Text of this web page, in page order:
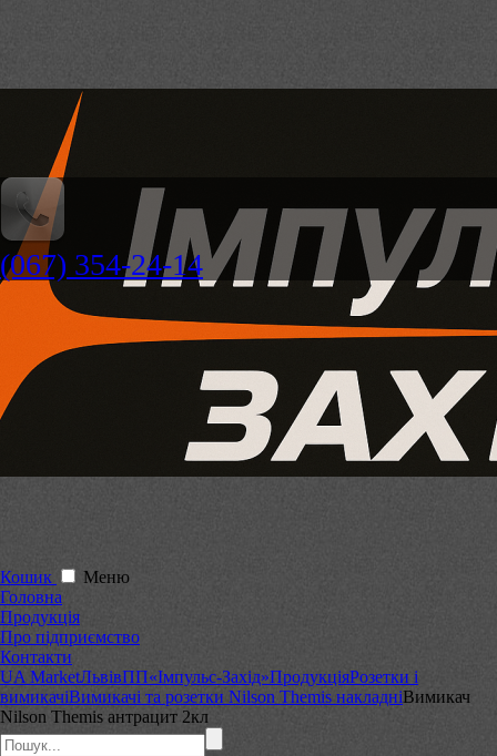
(067) 354-24-14
Кошик
Меню
Головна
Продукція
Про підприємство
Контакти
UA MarketЛьвівПП«Імпульс-Захід»ПродукціяРозетки і
вимикачіВимикачі та розетки Nilson Themis накладніВимикач
Nilson Themis антрацит 2кл